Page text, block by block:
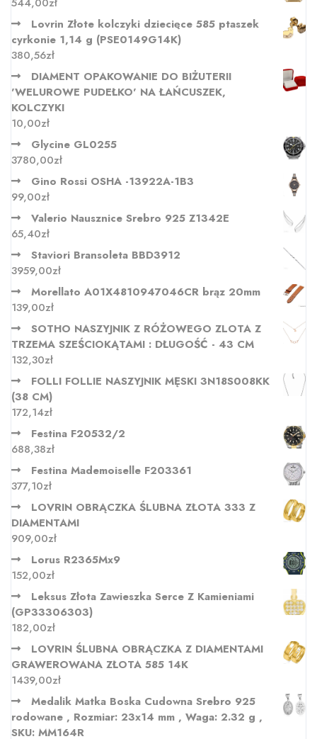
Lovrin Złote kolczyki dziecięce 585 ptaszek
cyrkonie 1,14 g (PSE0149G14K)
380,56zł
DIAMENT OPAKOWANIE DO BIŻUTERII
'WELUROWE PUDEŁKO' NA ŁAŃCUSZEK,
KOLCZYKI
10,00zł
Glycine GL0255
3780,00zł
Gino Rossi OSHA -13922A-1B3
99,00zł
Valerio Nausznice Srebro 925 Z1342E
65,40zł
Staviori Bransoleta BBD3912
3959,00zł
Morellato A01X4810947046CR brąz 20mm
139,00zł
SOTHO NASZYJNIK Z RÓŻOWEGO ZLOTA Z
TRZEMA SZEŚCIOKĄTAMI : DŁUGOŚĆ - 43 CM
132,30zł
FOLLI FOLLIE NASZYJNIK MĘSKI 3N18S008KK
(38 CM)
172,14zł
Festina F20532/2
688,38zł
Festina Mademoiselle F203361
377,10zł
LOVRIN OBRĄCZKA ŚLUBNA ZŁOTA 333 Z
DIAMENTAMI
909,00zł
Lorus R2365Mx9
152,00zł
Leksus Złota Zawieszka Serce Z Kamieniami
(GP33306303)
182,00zł
LOVRIN ŚLUBNA OBRĄCZKA Z DIAMENTAMI
GRAWEROWANA ZŁOTA 585 14K
1439,00zł
Medalik Matka Boska Cudowna Srebro 925
rodowane , Rozmiar: 23x14 mm , Waga: 2.32 g ,
SKU: MM164R